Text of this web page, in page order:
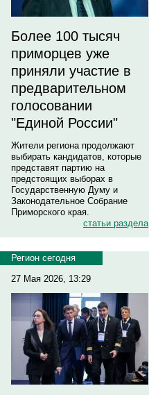
Более 100 тысяч
приморцев уже
приняли участие в
предварительном
голосовании
"Единой России"
Жители региона продолжают
выбирать кандидатов, которые
представят партию на
предстоящих выборах в
Государственную Думу и
Законодательное Собрание
Приморского края.
статьи раздела
Регион сегодня
27 Мая 2026, 13:29